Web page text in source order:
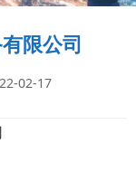
限公司
02-17